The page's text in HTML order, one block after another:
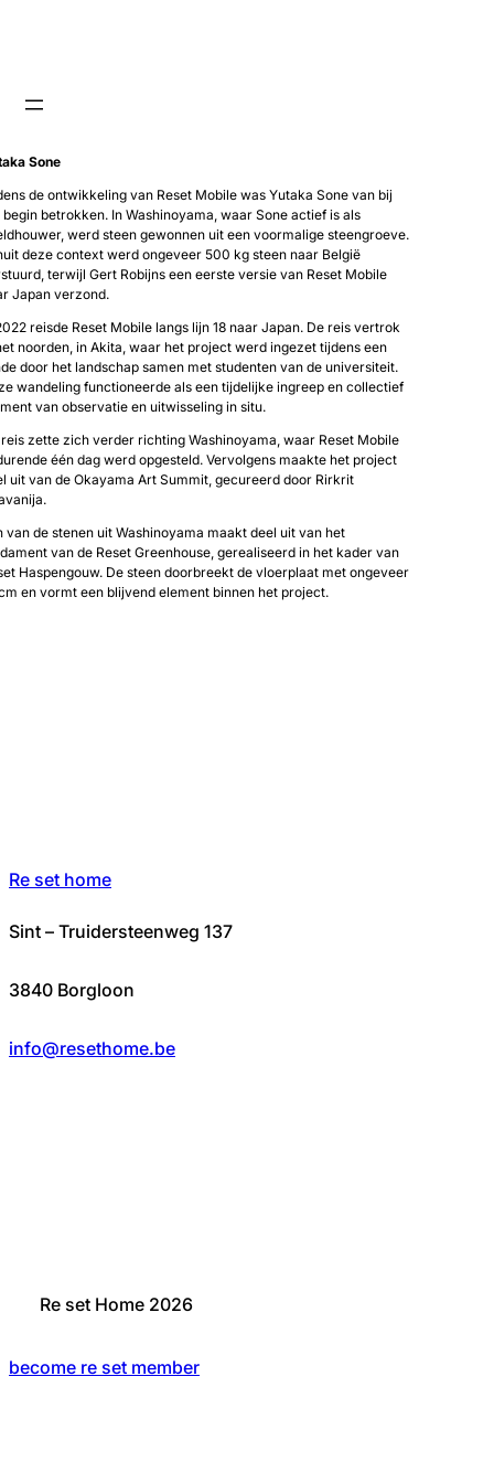
Sone
de ontwikkeling van Reset Mobile was Yutaka Sone van bij
begin betrokken. In Washinoyama, waar Sone actief is als
werd steen gewonnen uit een voormalige steengroeve.
deze context werd ongeveer 500 kg steen naar België
terwijl Gert Robijns een eerste versie van Reset Mobile
Japan verzond.
reisde Reset Mobile langs lijn 18 naar Japan. De reis vertrok
noorden, in Akita, waar het project werd ingezet tijdens een
door het landschap samen met studenten van de universiteit.
wandeling functioneerde als een tijdelijke ingreep en collectief
van observatie en uitwisseling in situ.
zette zich verder richting Washinoyama, waar Reset Mobile
één dag werd opgesteld. Vervolgens maakte het project
uit van de Okayama Art Summit, gecureerd door Rirkrit
van de stenen uit Washinoyama maakt deel uit van het
van de Reset Greenhouse, gerealiseerd in het kader van
Haspengouw. De steen doorbreekt de vloerplaat met ongeveer
en vormt een blijvend element binnen het project.
Re set home
Sint – Truidersteenweg 137
3840 Borgloon
info@resethome.be
Re set Home 2026
become re set member